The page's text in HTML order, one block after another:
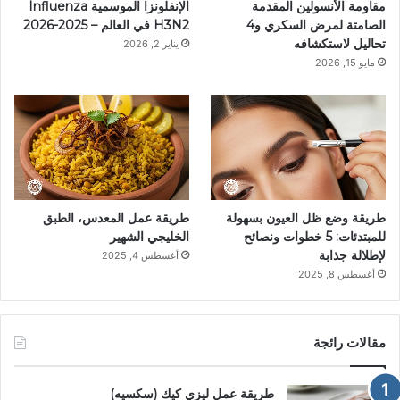
م
مقاومة الأنسولين المقدمة
الصامتة لمرض السكري و4
تحاليل لاستكشافه
مايو 15, 2026
الإنفلونزا الموسمية Influenza
H3N2 في العالم – 2025-2026
يناير 2, 2026
طريقة وضع ظل العيون بسهولة
للمبتدئات: 5 خطوات ونصائح
لإطلالة جذابة
أغسطس 8, 2025
طريقة عمل المعدس، الطبق
الخليجي الشهير
أغسطس 4, 2025
مقالات رائجة
طريقة عمل ليزي كيك (سكسيه)